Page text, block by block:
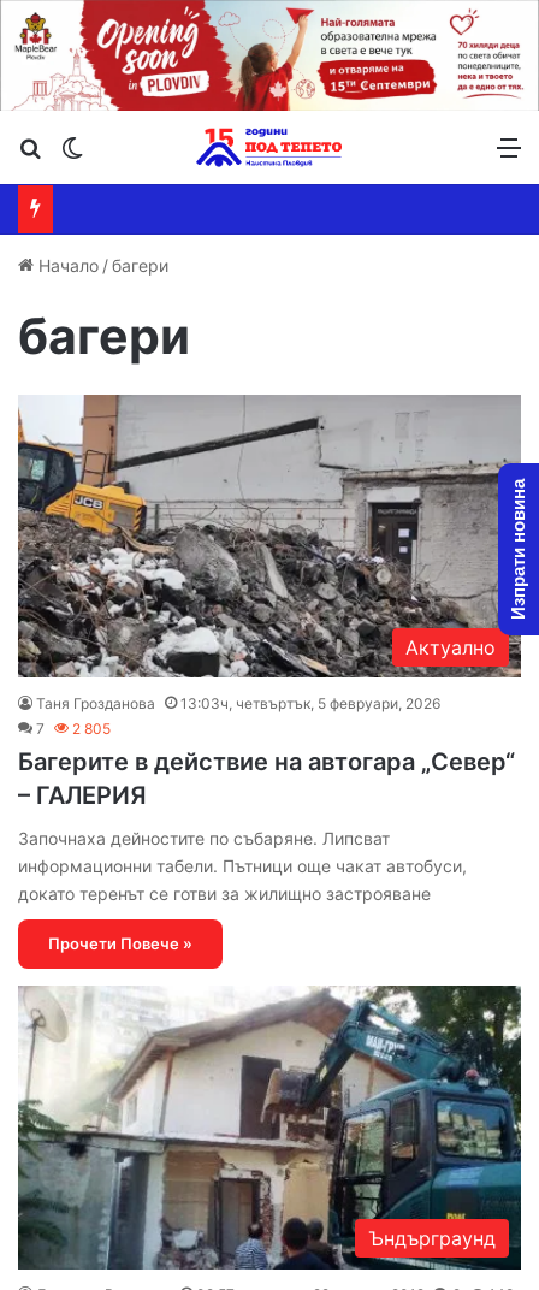
Търсене ...
Начало /багери
багери
Актуално
Таня Грозданова
13:03ч, четвъртък, 5 февруари, 2026
7
2 805
Багерите в действие на автогара „Север“
– ГАЛЕРИЯ
Започнаха дейностите по събаряне. Липсват
информационни табели. Пътници още чакат автобуси,
докато теренът се готви за жилищно застрояване
Прочети Повече »
Ъндърграунд
Изпрати новина